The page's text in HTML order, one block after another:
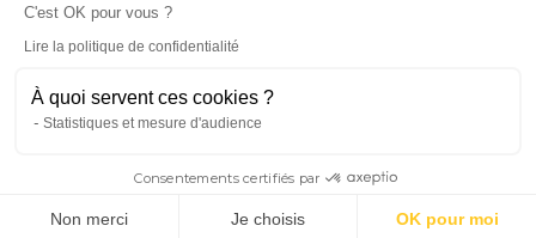
C'est OK pour vous ?
Lire la politique de confidentialité
À quoi servent ces cookies ?
Statistiques et mesure d'audience
Consentements certifiés par
Non merci Je choisis OK pour moi